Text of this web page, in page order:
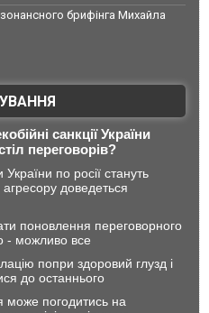
брифінга Михайла
санкції України
переговорів?
по росії стануть
доведеться
поновлення переговорного
- можливо все
попри здоровий глузд і
до останнього
може погодитись на